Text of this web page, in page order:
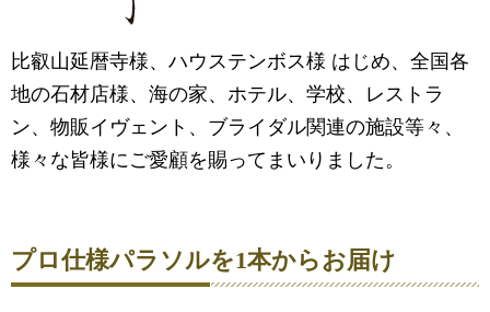
比叡山延暦寺様、ハウステンボス様 はじめ、全国各
地の石材店様、海の家、ホテル、学校、レストラ
ン、物販イヴェント、ブライダル関連の施設等々、
様々な皆様にご愛顧を賜ってまいりました。
プロ仕様パラソルを1本からお届け